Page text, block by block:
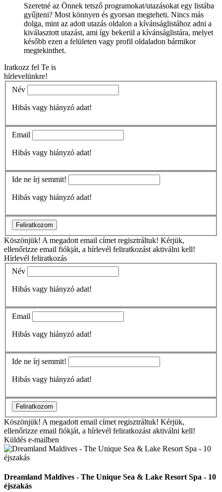
Szeretné az Önnek tetsző programokat/utazásokat egy listába
gyűjteni? Most könnyen és gyorsan megteheti. Nincs más
dolga, mint az adott utazás oldalon a kívánságlistához adni a
kiválasztott utazást, ami így bekerül a kívánságlistára, melyet
később ezen a felületen vagy profil oldaladon bármikor
megtekinthet.
Iratkozz fel Te is
hírlevelünkre!
Név
Hibás vagy hiányzó adat!
Email
Hibás vagy hiányzó adat!
Ide ne írj semmit!
Hibás vagy hiányzó adat!
Feliratkozom
Köszönjük! A megadott email címet regisztráltuk! Kérjük,
ellenőrizze email fiókját, a hírlevél feliratkozást aktiválni kell!
Hírlevél feliratkozás
Név
Hibás vagy hiányzó adat!
Email
Hibás vagy hiányzó adat!
Ide ne írj semmit!
Hibás vagy hiányzó adat!
Feliratkozom
Köszönjük! A megadott email címet regisztráltuk! Kérjük,
ellenőrizze email fiókját, a hírlevél feliratkozást aktiválni kell!
Küldés e-mailben
Dreamland Maldives - The Unique Sea & Lake Resort Spa - 10
éjszakás